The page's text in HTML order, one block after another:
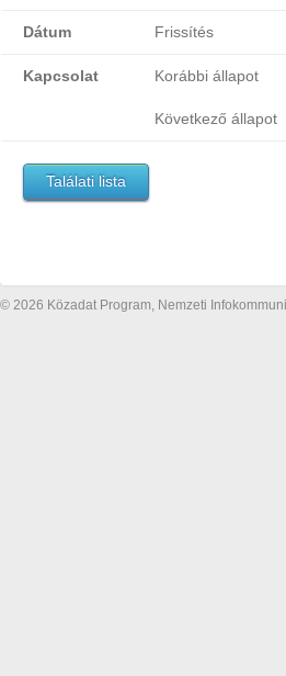
Dátum Frissítés
Kapcsolat Korábbi állapot
Következő állapot
Találati lista
© 2026 Közadat Program, Nemzeti